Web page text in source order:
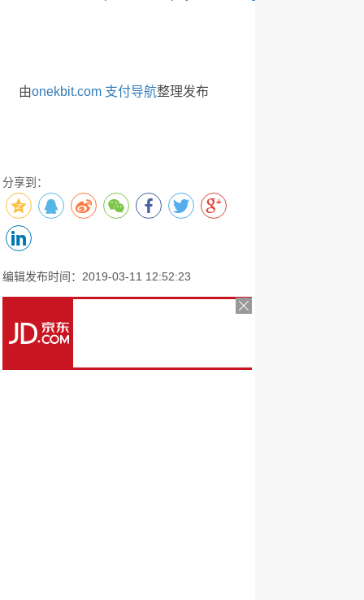
由onekbit.com 支付导航整理发布
分享到：
编辑发布时间：2019-03-11 12:52:23